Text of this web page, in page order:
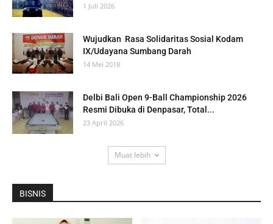
1 Juli 2026
Wujudkan Rasa Solidaritas Sosial Kodam
IX/Udayana Sumbang Darah
14 Mei 2018
Delbi Bali Open 9-Ball Championship 2026
Resmi Dibuka di Denpasar, Total...
23 April 2026
Muat lebih
BISNIS